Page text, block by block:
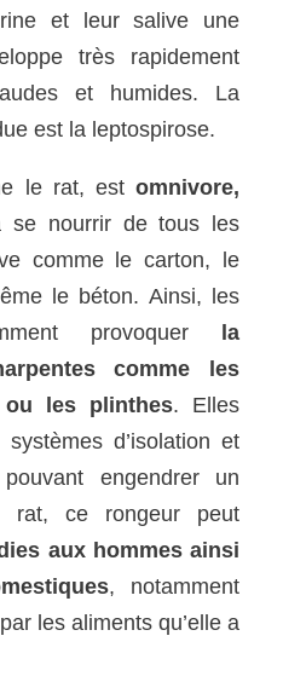
et leur salive une
très rapidement
et humides. La
est la leptospirose.
le rat, estomnivore,
se nourrir de tous les
comme le carton, le
le béton. Ainsi, les
provoquer
la
comme les
les plinthes. Elles
d’isolation et
engendrer un
rat, ce rongeur peut
aux hommes ainsi
, notamment
les aliments qu’elle a